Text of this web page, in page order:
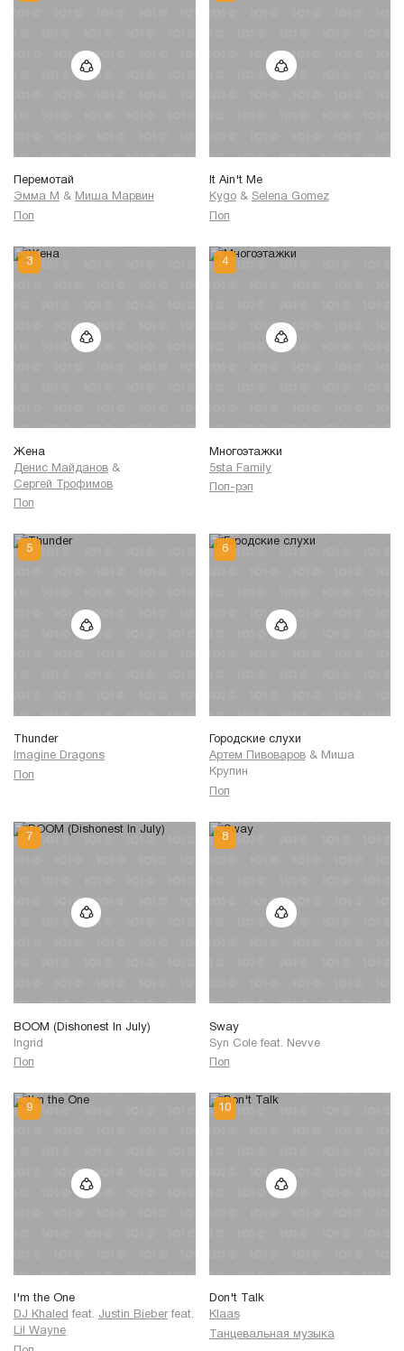
Перемотай
Эмма М & Миша Марвин
Поп
It Ain't Me
Kygo & Selena Gomez
Поп
Жена
Денис Майданов &
Сергей Трофимов
Поп
Многоэтажки
5sta Family
Поп-рэп
Thunder
Imagine Dragons
Поп
Городские слухи
Артем Пивоваров & Миша
Крупин
Поп
BOOM (Dishonest In July)
Ingrid
Поп
Sway
Syn Cole feat. Nevve
Поп
I'm the One
DJ Khaled feat. Justin Bieber feat.
Lil Wayne
Don't Talk
Klaas
Танцевальная музыка